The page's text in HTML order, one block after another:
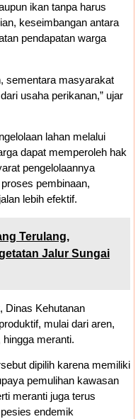
ikan tanpa harus
keseimbangan antara
pendapatan warga
sementara masyarakat
usaha perikanan,” ujar
lahan melalui
dapat memperoleh hak
pengelolaannya
pembinaan,
lebih efektif.
Terulang,
Jalur Sungai
Dinas Kehutanan
mulai dari aren,
meranti.
dipilih karena memiliki
pemulihan kawasan
meranti juga terus
endemik